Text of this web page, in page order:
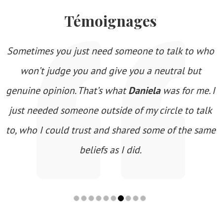
Témoignages
Sometimes you just need someone to talk to who
won’t judge you and give you a neutral but
genuine opinion. That’s whatDanielawas for me. I
just needed someone outside of my circle to talk
to, who I could trust and shared some of the same
beliefs as I did.